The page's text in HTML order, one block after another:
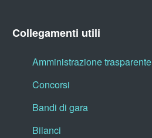
Collegamenti utili
Amministrazione trasparente
Concorsi
Bandi di gara
Bilanci